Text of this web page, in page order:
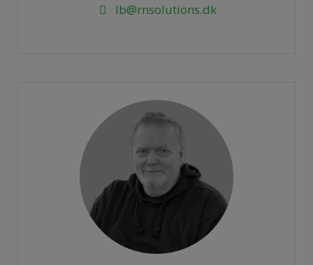
lb@rnsolutions.dk